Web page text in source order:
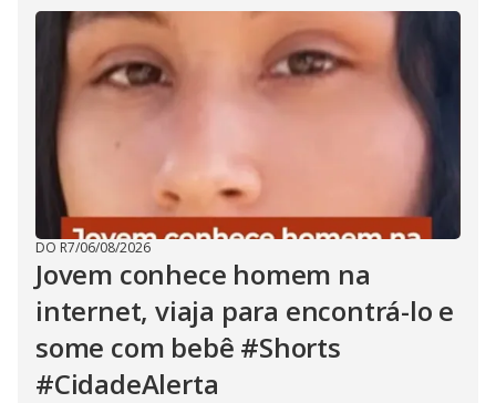
DO R7/06/08/2026
Jovem conhece homem na
internet, viaja para encontrá-lo e
some com bebê #Shorts
#CidadeAlerta